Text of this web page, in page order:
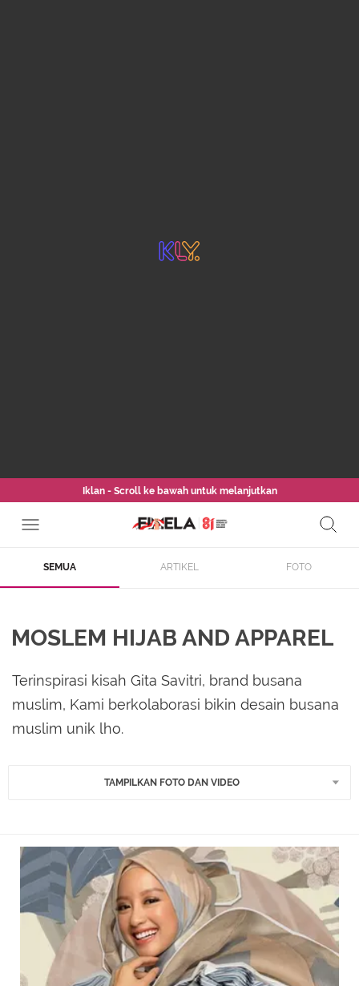
Iklan - Scroll ke bawah untuk melanjutkan
SEMUA ARTIKEL FOTO
MOSLEM HIJAB AND APPAREL
Terinspirasi kisah Gita Savitri, brand busana
muslim, Kami berkolaborasi bikin desain busana
muslim unik lho.
TAMPILKAN FOTO DAN VIDEO